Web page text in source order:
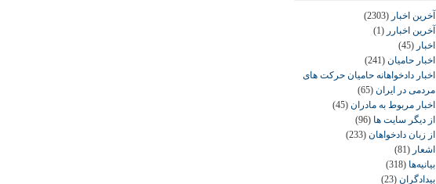
آخرین اخبار (2303)
آخرین اخبارر (1)
اخبار (45)
اخبار حامیان (241)
اخبار دادخواهانه حامیان حرکت های
مردمی در ایران (65)
اخبار مربوط به مادران (45)
از دیگر سایت ها (96)
از زبان دادخواهان (233)
اشعار (81)
بیانیه‌ها (318)
بیدادگران (23)